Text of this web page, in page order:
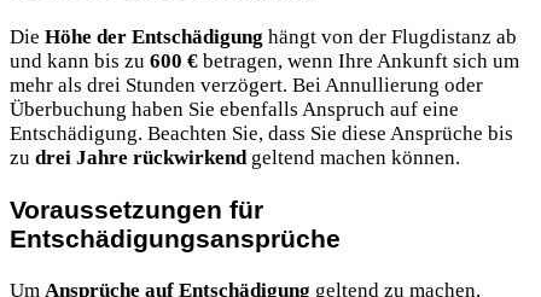
Die Höhe der Entschädigung hängt von der Flugdistanz ab
und kann bis zu 600 € betragen, wenn Ihre Ankunft sich um
mehr als drei Stunden verzögert. Bei Annullierung oder
Überbuchung haben Sie ebenfalls Anspruch auf eine
Entschädigung. Beachten Sie, dass Sie diese Ansprüche bis
zu drei Jahre rückwirkend geltend machen können.
Voraussetzungen für
Entschädigungsansprüche
Um Ansprüche auf Entschädigung geltend zu machen,